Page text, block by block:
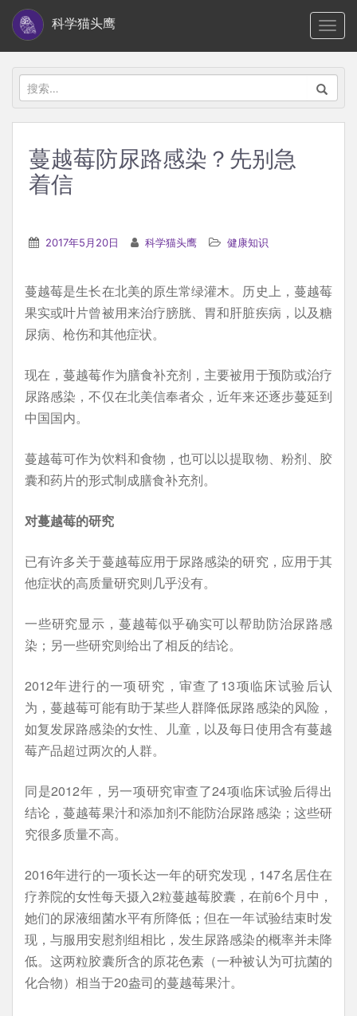
i
科学猫头鹰
搜
索：
蔓越莓防尿路感染？先别急
着信
2017年5月20日 科学猫头鹰 健康知识
蔓越莓是生长在北美的原生常绿灌木。历史上，蔓越莓
果实或叶片曾被用来治疗膀胱、胃和肝脏疾病，以及糖
尿病、枪伤和其他症状。
现在，蔓越莓作为膳食补充剂，主要被用于预防或治疗
尿路感染，不仅在北美信奉者众，近年来还逐步蔓延到
中国国内。
蔓越莓可作为饮料和食物，也可以以提取物、粉剂、胶
囊和药片的形式制成膳食补充剂。
对蔓越莓的研究
已有许多关于蔓越莓应用于尿路感染的研究，应用于其
他症状的高质量研究则几乎没有。
一些研究显示，蔓越莓似乎确实可以帮助防治尿路感
染；另一些研究则给出了相反的结论。
2012年进行的一项研究，审查了13项临床试验后认
为，蔓越莓可能有助于某些人群降低尿路感染的风险，
如复发尿路感染的女性、儿童，以及每日使用含有蔓越
莓产品超过两次的人群。
同是2012年，另一项研究审查了24项临床试验后得出
结论，蔓越莓果汁和添加剂不能防治尿路感染；这些研
究很多质量不高。
2016年进行的一项长达一年的研究发现，147名居住在
疗养院的女性每天摄入2粒蔓越莓胶囊，在前6个月中，
她们的尿液细菌水平有所降低；但在一年试验结束时发
现，与服用安慰剂组相比，发生尿路感染的概率并未降
低。这两粒胶囊所含的原花色素（一种被认为可抗菌的
化合物）相当于20盎司的蔓越莓果汁。